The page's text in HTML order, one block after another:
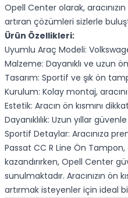
Opell Center olarak,
artıran çözümleri sizlerle
Ürün Özellikleri:
Uyumlu Araç Modeli:
Malzeme: Dayanıklı ve uzun
Tasarım: Sportif ve şık ön
Kurulum: Kolay montaj,
Estetik: Aracın ön kısmını
Dayanıklılık: Uzun yıllar
Sportif Detaylar: Aracınıza
Passat CC R Line Ön Tampon,
kazandırırken, Opell Center
sunulmaktadır. Aracınızın ön
artırmak isteyenler için ideal